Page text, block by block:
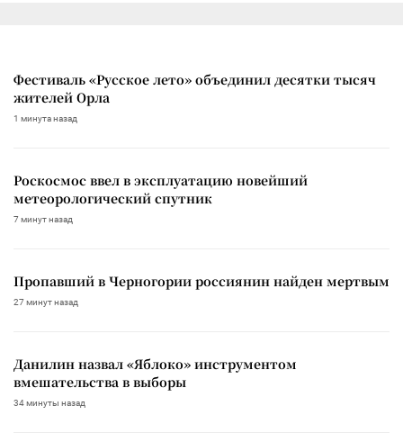
Фестиваль «Русское лето» объединил десятки тысяч
жителей Орла
1 минута назад
Роскосмос ввел в эксплуатацию новейший
метеорологический спутник
7 минут назад
Пропавший в Черногории россиянин найден мертвым
27 минут назад
Данилин назвал «Яблоко» инструментом
вмешательства в выборы
34 минуты назад